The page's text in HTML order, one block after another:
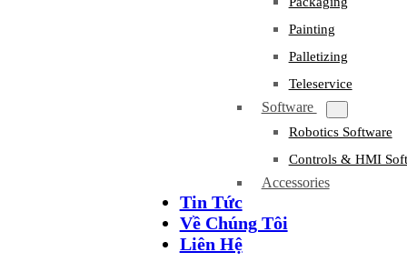
Painting
Palletizing
Teleservice
Software
Robotics Software
Controls & HMI
Accessories
Tin Tức
Về Chúng Tôi
Liên Hệ